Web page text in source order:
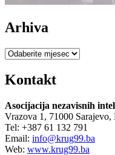
Arhiva
Arhiva
Kontakt
Asocijacija nezavisnih
Vrazova 1, 71000
Tel: +387 61 132 791
Email: info@krug99.ba
Web: www.krug99.ba